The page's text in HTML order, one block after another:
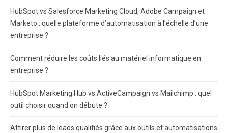
HubSpot vs Salesforce Marketing Cloud, Adobe Campaign et
Marketo : quelle plateforme d’automatisation à l’échelle d’une
entreprise ?
Comment réduire les coûts liés au matériel informatique en
entreprise ?
HubSpot Marketing Hub vs ActiveCampaign vs Mailchimp : quel
outil choisir quand on débute ?
Attirer plus de leads qualifiés grâce aux outils et automatisations